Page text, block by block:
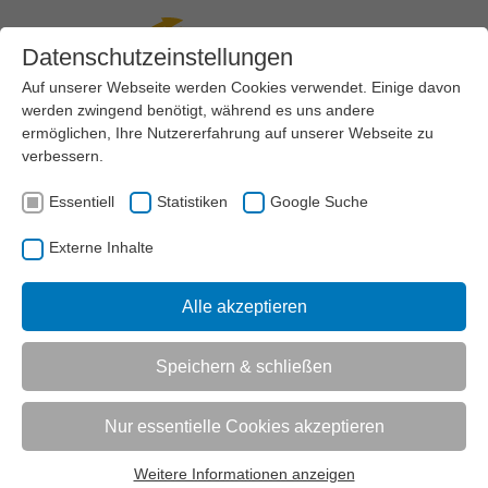
Menü
VEREINSMANAGEMENT AKTUELL:
STEUERN & FINANZEN
UNTERMENÜ
Informationen zum Readspeaker öffnen
Steuern und Finanzen
Erfahren Sie in unseren Themenbereichen „
Datenschutzeinstellungen
Auf unserer Webseite werden Cookies verwendet. Einige davon
werden zwingend benötigt, während es uns andere
ermöglichen, Ihre Nutzererfahrung auf unserer Webseite zu
verbessern.
Essentiell Statistiken Google Suche
Externe Inhalte
Alle akzeptieren
Speichern & schließen
Nur essentielle Cookies akzeptieren
Weitere Informationen anzeigen